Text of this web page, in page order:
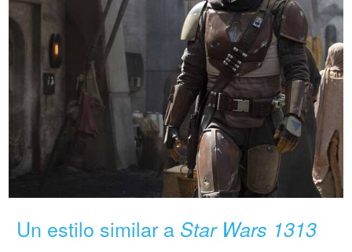
Un estilo similar a Star Wars 1313